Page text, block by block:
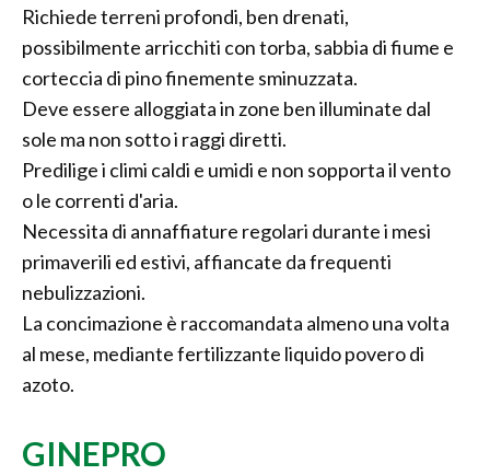
Richiede terreni profondi, ben drenati,
possibilmente arricchiti con torba, sabbia di fiume e
corteccia di pino finemente sminuzzata.
Deve essere alloggiata in zone ben illuminate dal
sole ma non sotto i raggi diretti.
Predilige i climi caldi e umidi e non sopporta il vento
o le correnti d'aria.
Necessita di annaffiature regolari durante i mesi
primaverili ed estivi, affiancate da frequenti
nebulizzazioni.
La concimazione è raccomandata almeno una volta
al mese, mediante fertilizzante liquido povero di
azoto.
GINEPRO